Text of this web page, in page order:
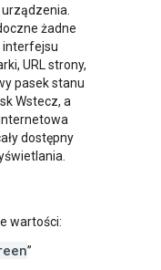
żadne
URL strony,
pasek stanu
Wstecz, a
dostępny
wartości:
”